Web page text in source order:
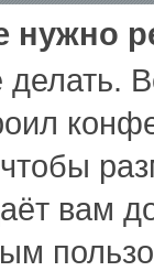
чтобы
вам